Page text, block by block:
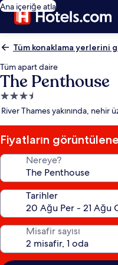
Ana içeriğe atla
Tüm konaklama yerlerini
Tüm apart daire
The Penthouse
3.5
yıldızlı
yeri
River Thames yakınında, nehir
Fiyatların
Nereye?
Tarihler
Misafir sayısı